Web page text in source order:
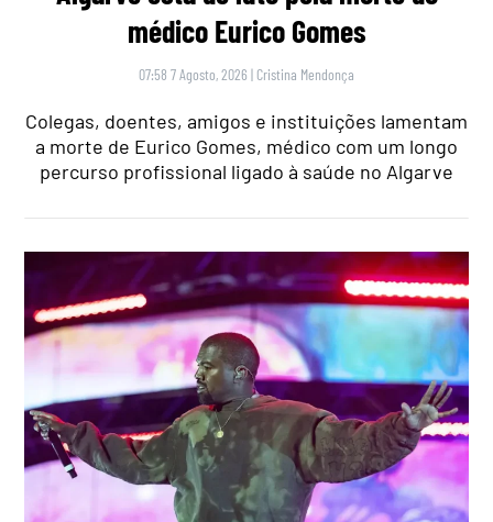
médico Eurico Gomes
07:58 7 Agosto, 2026 | Cristina Mendonça
Colegas, doentes, amigos e instituições lamentam
a morte de Eurico Gomes, médico com um longo
percurso profissional ligado à saúde no Algarve